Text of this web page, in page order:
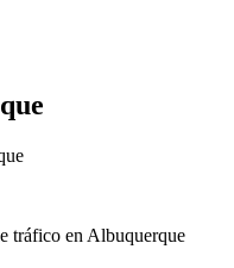
tráfico en Albuquerque